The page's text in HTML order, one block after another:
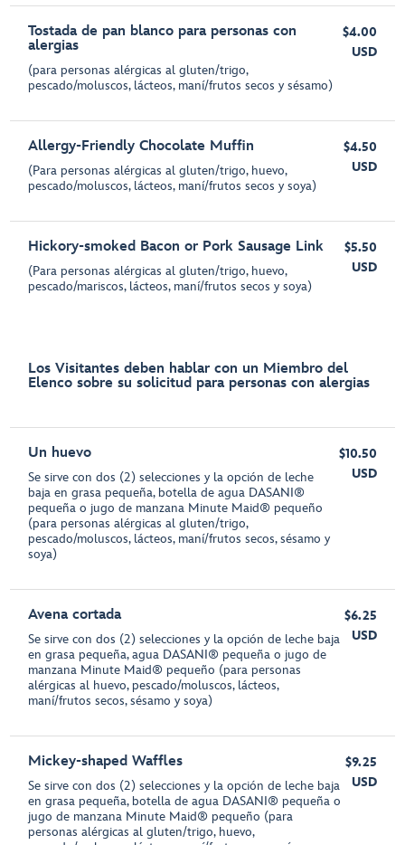
Tostada de pan blanco para personas con
alergias
(para personas alérgicas al gluten/trigo,
pescado/moluscos, lácteos, maní/frutos secos y sésamo)
$4.00
USD
Allergy-Friendly Chocolate Muffin
(Para personas alérgicas al gluten/trigo, huevo,
pescado/moluscos, lácteos, maní/frutos secos y soya)
$4.50
USD
Hickory-smoked Bacon or Pork Sausage Link
(Para personas alérgicas al gluten/trigo, huevo,
pescado/mariscos, lácteos, maní/frutos secos y soya)
$5.50
USD
Los Visitantes deben hablar con un Miembro del
Elenco sobre su solicitud para personas con alergias
Un huevo
Se sirve con dos (2) selecciones y la opción de leche
baja en grasa pequeña, botella de agua DASANI®
pequeña o jugo de manzana Minute Maid® pequeño
(para personas alérgicas al gluten/trigo,
pescado/moluscos, lácteos, maní/frutos secos, sésamo y
soya)
$10.50
USD
Avena cortada
Se sirve con dos (2) selecciones y la opción de leche baja
en grasa pequeña, agua DASANI® pequeña o jugo de
manzana Minute Maid® pequeño (para personas
alérgicas al huevo, pescado/moluscos, lácteos,
maní/frutos secos, sésamo y soya)
$6.25
USD
Mickey-shaped Waffles
Se sirve con dos (2) selecciones y la opción de leche baja
en grasa pequeña, botella de agua DASANI® pequeña o
jugo de manzana Minute Maid® pequeño (para
personas alérgicas al gluten/trigo, huevo,
$9.25
USD